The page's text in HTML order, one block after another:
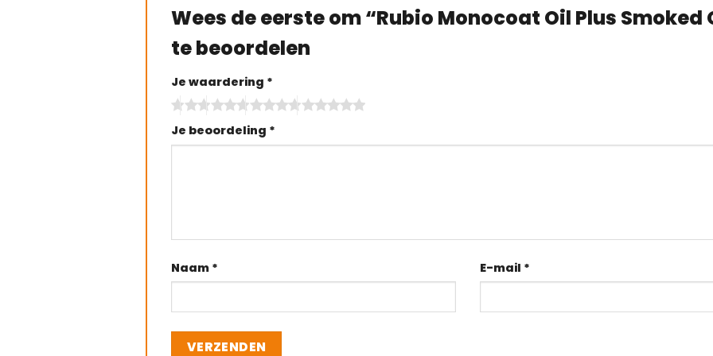
Wees de eerste om “Rubio Monocoat Oil Plus Smoked
te beoordelen
Je waardering *
Je beoordeling *
Naam * E-mail *